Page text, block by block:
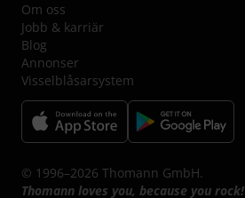
Om oss
Jobb & karriär
Blog
Annonser
Visselblåsarsystem
© 1996–2026 Thomann GmbH.
Thomann loves you, because you rock!